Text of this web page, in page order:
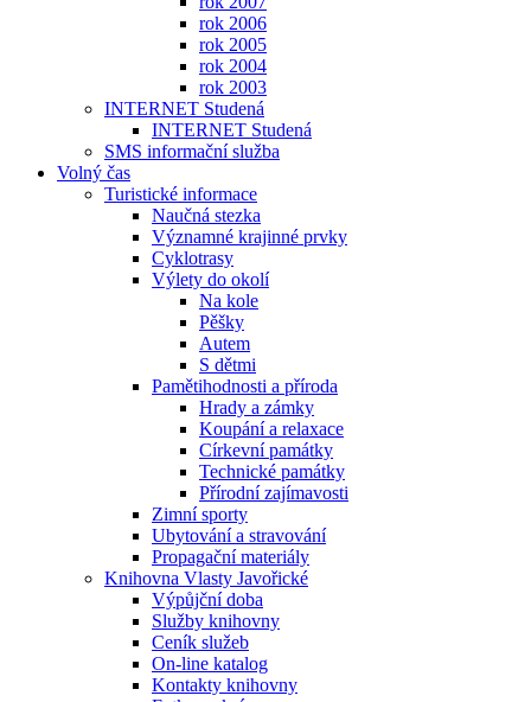
rok 2006
rok 2005
rok 2004
rok 2003
INTERNET Studená
INTERNET Studená
SMS informační služba
Volný čas
Turistické informace
Naučná stezka
Významné krajinné prvky
Cyklotrasy
Výlety do okolí
Na kole
Pěšky
Autem
S dětmi
Pamětihodnosti a příroda
Hrady a zámky
Koupání a relaxace
Církevní památky
Technické památky
Přírodní zajímavosti
Zimní sporty
Ubytování a stravování
Propagační materiály
Knihovna Vlasty Javořické
Výpůjční doba
Služby knihovny
Ceník služeb
On-line katalog
Kontakty knihovny